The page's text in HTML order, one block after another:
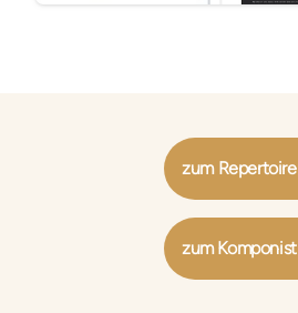
zum Repertoire
zum Komponist